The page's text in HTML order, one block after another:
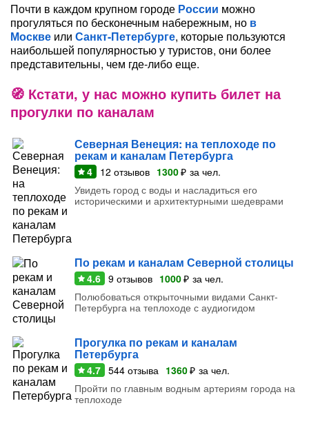
Почти в каждом крупном городе России можно
прогуляться по бесконечным набережным, но в
Москве или Санкт-Петербурге, которые пользуются
наибольшей популярностью у туристов, они более
представительны, чем где-либо еще.
Кстати, у нас можно купить билет на
прогулки по каналам
Северная Венеция: на теплоходе по
рекам и каналам Петербурга
4 12 отзывов 1300₽ за чел.
Увидеть город с воды и насладиться его
историческими и архитектурными шедеврами
По рекам и каналам Северной столицы
4.6 9 отзывов 1000₽ за чел.
Полюбоваться открыточными видами Санкт-
Петербурга на теплоходе с аудиогидом
Прогулка по рекам и каналам
Петербурга
4.7 544 отзыва 1360₽ за чел.
Пройти по главным водным артериям города на
теплоходе